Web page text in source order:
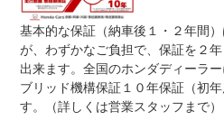
法定整備
について
全車整備代金を車両本体
付きの場合は２４ヶ月法
ます。また、車検残有り
し、点検記録簿を発行致
基本的な保証（納車後１・２年間
が、わずかなご負担で、保証を２
出来ます。全国のホンダディーラ
ブリッド機構保証１０年保証（初
す。（詳しくは営業スタッフまで）